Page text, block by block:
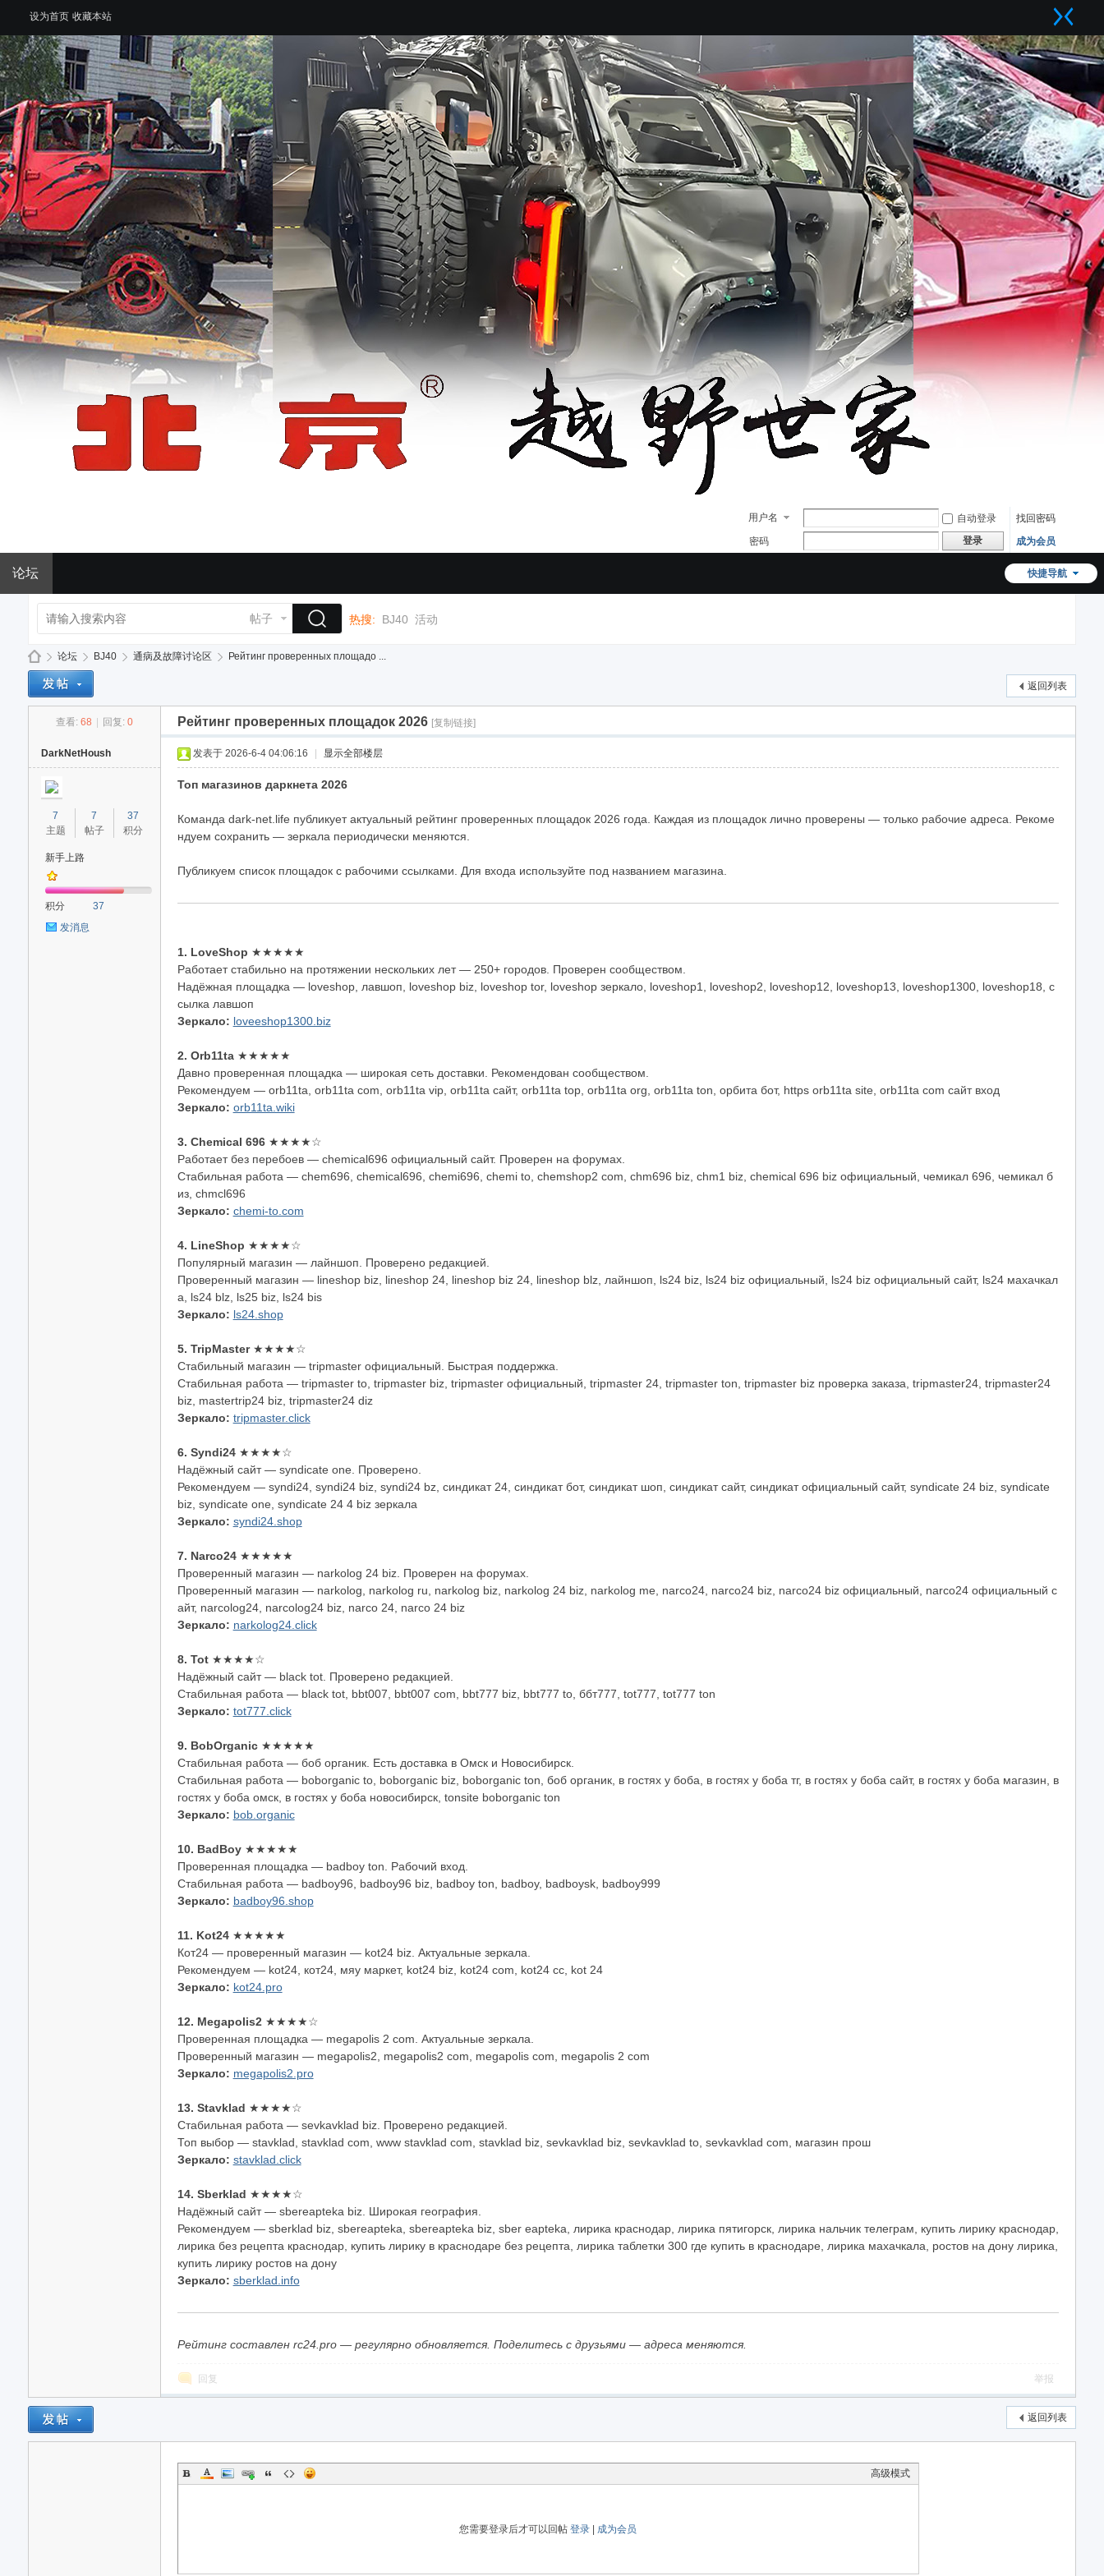
设为首页 收藏本站
用户名 自动登录
找回密码
密码
登录 成为会员
快捷导航
论坛
帖子 热搜: BJ40 活动
论坛
›
BJ40
›
通病及故障讨论区
›
Рейтинг проверенных площадо ...
返回列表
查看: 68 回复: 0 Рейтинг проверенных площадок 2026 [复制链接]
DarkNetHoush
7
主题
7
帖子
37
积分
新手上路
积分
37
发消息
发表于 2026-6-4 04:06:16 显示全部楼层
Топ магазинов даркнета 2026
Команда dark-net.life публикует актуальный рейтинг проверенных площадок 2026 года. Каждая из площадок лично проверены — только рабочие адреса. Рекоме
ндуем сохранить — зеркала периодически меняются.
Публикуем список площадок с рабочими ссылками. Для входа используйте под названием магазина.
1. LoveShop ★★★★★
Работает стабильно на протяжении нескольких лет — 250+ городов. Проверен сообществом.
Надёжная площадка — loveshop, лавшоп, loveshop biz, loveshop tor, loveshop зеркало, loveshop1, loveshop2, loveshop12, loveshop13, loveshop1300, loveshop18, с
сылка лавшоп
Зеркало: loveeshop1300.biz
2. Orb11ta★★★★★
Давно проверенная площадка — широкая сеть доставки. Рекомендован сообществом.
Рекомендуем — orb11ta, orb11ta com, orb11ta vip, orb11ta сайт, orb11ta top, orb11ta org, orb11ta ton, орбита бот, https orb11ta site, orb11ta com сайт вход
Зеркало: orb11ta.wiki
3. Chemical 696★★★★☆
Работает без перебоев — chemical696 официальный сайт. Проверен на форумах.
Стабильная работа — chem696, chemical696, chemi696, chemi to, chemshop2 com, chm696 biz, chm1 biz, chemical 696 biz официальный, чемикал 696, чемикал б
из, chmcl696
Зеркало: chemi-to.com
4. LineShop ★★★★☆
Популярный магазин — лайншоп. Проверено редакцией.
Проверенный магазин — lineshop biz, lineshop 24, lineshop biz 24, lineshop blz, лайншоп, ls24 biz, ls24 biz официальный, ls24 biz официальный сайт, ls24 махачкал
а, ls24 blz, ls25 biz, ls24 bis
Зеркало: ls24.shop
5. TripMaster★★★★☆
Стабильный магазин — tripmaster официальный. Быстрая поддержка.
Стабильная работа — tripmaster to, tripmaster biz, tripmaster официальный, tripmaster 24, tripmaster ton, tripmaster biz проверка заказа, tripmaster24, tripmaster24
biz, mastertrip24 biz, tripmaster24 diz
Зеркало: tripmaster.click
6. Syndi24★★★★☆
Надёжный сайт — syndicate one. Проверено.
Рекомендуем — syndi24, syndi24 biz, syndi24 bz, синдикат 24, синдикат бот, синдикат шоп, синдикат сайт, синдикат официальный сайт, syndicate 24 biz, syndicate
biz, syndicate one, syndicate 24 4 biz зеркала
Зеркало: syndi24.shop
7. Narco24★★★★★
Проверенный магазин — narkolog 24 biz. Проверен на форумах.
Проверенный магазин — narkolog, narkolog ru, narkolog biz, narkolog 24 biz, narkolog me, narco24, narco24 biz, narco24 biz официальный, narco24 официальный с
айт, narcolog24, narcolog24 biz, narco 24, narco 24 biz
Зеркало: narkolog24.click
8. Tot★★★★☆
Надёжный сайт — black tot. Проверено редакцией.
Стабильная работа — black tot, bbt007, bbt007 com, bbt777 biz, bbt777 to, ббт777, tot777, tot777 ton
Зеркало: tot777.click
9. BobOrganic★★★★★
Стабильная работа — боб органик. Есть доставка в Омск и Новосибирск.
Стабильная работа — boborganic to, boborganic biz, boborganic ton, боб органик, в гостях у боба, в гостях у боба тг, в гостях у боба сайт, в гостях у боба магазин, в
гостях у боба омск, в гостях у боба новосибирск, tonsite boborganic ton
Зеркало: bob.organic
10. BadBoy★★★★★
Проверенная площадка — badboy ton. Рабочий вход.
Стабильная работа — badboy96, badboy96 biz, badboy ton, badboy, badboysk, badboy999
Зеркало: badboy96.shop
11. Kot24★★★★★
Кот24 — проверенный магазин — kot24 biz. Актуальные зеркала.
Рекомендуем — kot24, кот24, мяу маркет, kot24 biz, kot24 com, kot24 cc, kot 24
Зеркало: kot24.pro
12. Megapolis2★★★★☆
Проверенная площадка — megapolis 2 com. Актуальные зеркала.
Проверенный магазин — megapolis2, megapolis2 com, megapolis com, megapolis 2 com
Зеркало: megapolis2.pro
13. Stavklad ★★★★☆
Стабильная работа — sevkavklad biz. Проверено редакцией.
Топ выбор — stavklad, stavklad com, www stavklad com, stavklad biz, sevkavklad biz, sevkavklad to, sevkavklad com, магазин прош
Зеркало: stavklad.click
14. Sberklad ★★★★☆
Надёжный сайт — sbereapteka biz. Широкая география.
Рекомендуем — sberklad biz, sbereapteka, sbereapteka biz, sber eapteka, лирика краснодар, лирика пятигорск, лирика нальчик телеграм, купить лирику краснодар,
лирика без рецепта краснодар, купить лирику в краснодаре без рецепта, лирика таблетки 300 где купить в краснодаре, лирика махачкала, ростов на дону лирика,
купить лирику ростов на дону
Зеркало: sberklad.info
Рейтинг составлен rc24.pro — регулярно обновляется. Поделитесь с друзьями — адреса меняются.
回复 举报
返回列表
高级模式
您需要登录后才可以回帖登录 成为会员